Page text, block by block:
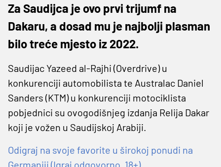
Za Saudijca je ovo prvi trijumf na
Dakaru, a dosad mu je najbolji plasman
bilo treće mjesto iz 2022.
Saudijac Yazeed al-Rajhi (Overdrive) u
konkurenciji automobilista te Australac Daniel
Sanders (KTM) u konkurenciji motociklista
pobjednici su ovogodišnjeg izdanja Relija Dakar
koji je vožen u Saudijskoj Arabiji.
Odigraj na svoje favorite u širokoj ponudi na
Germaniji (Igraj odgovorno, 18+)